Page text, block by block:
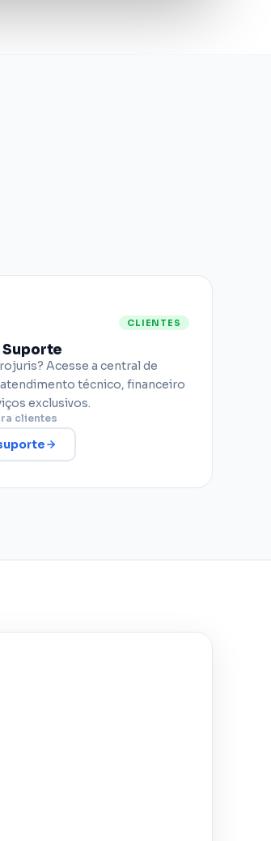
CLIENTES
Suporte
Acesse a central de
técnico, financeiro
exclusivos.
clientes